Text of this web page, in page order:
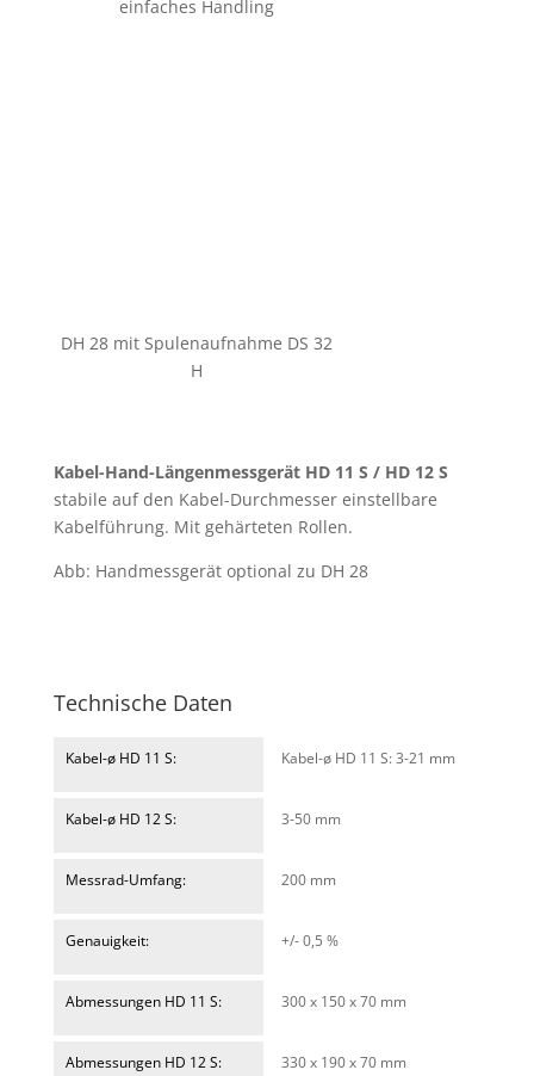
einfaches Handling
DH 28 mit Spulenaufnahme DS 32
H
Kabel-Hand-Längenmessgerät HD 11 S / HD 12 S
stabile auf den Kabel-Durchmesser einstellbare
Kabelführung. Mit gehärteten Rollen.
Abb: Handmessgerät optional zu DH 28
Technische Daten
Kabel-ø HD 11 S: Kabel-ø HD 11 S: 3-21 mm
Kabel-ø HD 12 S: 3-50 mm
Messrad-Umfang: 200 mm
Genauigkeit: +/- 0,5 %
Abmessungen HD 11 S: 300 x 150 x 70 mm
Abmessungen HD 12 S: 330 x 190 x 70 mm